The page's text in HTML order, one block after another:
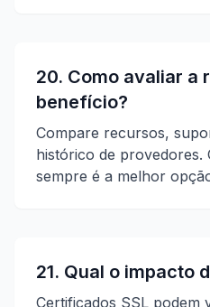
20. Como avaliar a
benefício?
Compare recursos,
histórico de provedores.
sempre é a melhor
21. Qual o impacto
Certificados SSL podem